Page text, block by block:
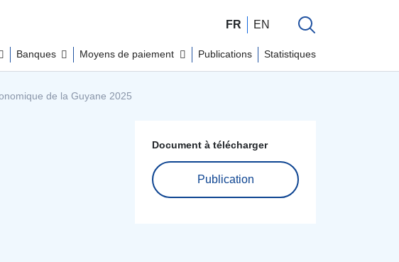
FR EN
Banques Moyens de paiement Publications Statistiques
de la Guyane 2025
Document à télécharger
Publication